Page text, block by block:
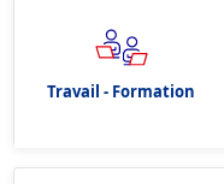
Travail - Formation